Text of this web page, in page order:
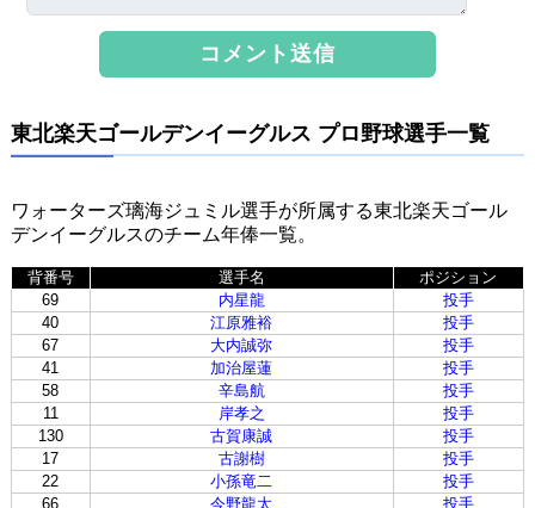
東北楽天ゴールデンイーグルス プロ野球選手一覧
ワォーターズ璃海ジュミル選手が所属する東北楽天ゴール
デンイーグルスのチーム年俸一覧。
背番号 選手名
ポジション
69
内星龍
投手
40
江原雅裕
投手
67
大内誠弥
投手
41
加治屋蓮
投手
58
辛島航
投手
11
岸孝之
投手
130
古賀康誠
投手
17
古謝樹
投手
22
小孫竜二
投手
66
今野龍太
投手